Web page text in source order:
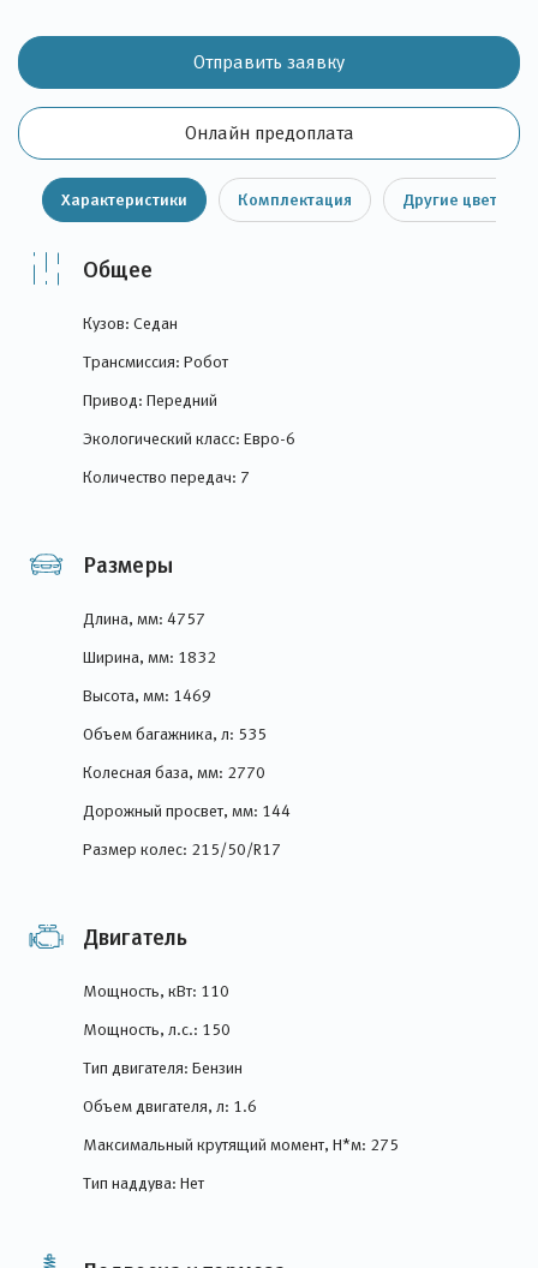
Онлайн предоплата
Отправить заявку
Характеристики Комплектация Другие цвета
Общее
Кузов: Седан
Трансмиссия: Робот
Привод: Передний
Экологический класс: Евро-6
Количество передач: 7
Размеры
Длина, мм: 4757
Ширина, мм: 1832
Высота, мм: 1469
Объем багажника, л: 535
Колесная база, мм: 2770
Дорожный просвет, мм: 144
Размер колес: 215/50/R17
Двигатель
Мощность, кВт: 110
Мощность, л.с.: 150
Тип двигателя: Бензин
Объем двигателя, л: 1.6
Максимальный крутящий момент, Н*м: 275
Тип наддува: Нет